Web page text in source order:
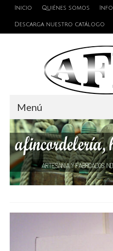
Inicio Quiénes somos Info
Descarga nuestro catálogo
Menú
Cuerdas
Hilos
Alambres y Cables
Accesorios de unión